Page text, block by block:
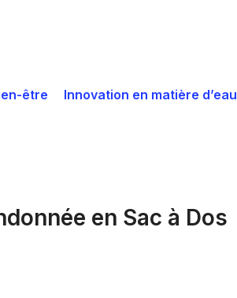
être Innovation en matière d’eau
en Sac à Dos